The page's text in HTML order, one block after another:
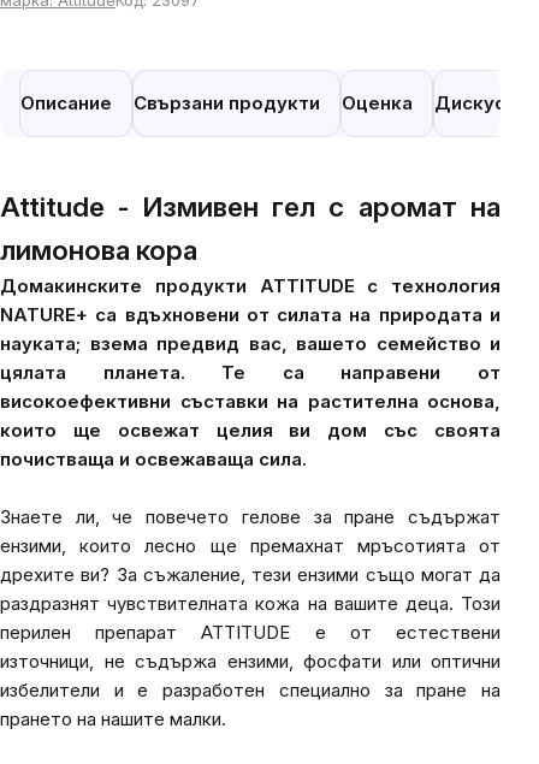
Описание Свързани продукти Оценка Дискусия
Attitude - Измивен гел с аромат на
лимонова кора
Домакинските продукти ATTITUDE с технология
NATURE+ са вдъхновени от силата на природата и
науката; взема предвид вас, вашето семейство и
цялата планета. Те са направени от
високоефективни съставки на растителна основа,
които ще освежат целия ви дом със своята
почистваща и освежаваща сила.
Знаете ли, че повечето гелове за пране съдържат
ензими, които лесно ще премахнат мръсотията от
дрехите ви? За съжаление, тези ензими също могат да
раздразнят чувствителната кожа на вашите деца. Този
перилен препарат ATTITUDE е от естествени
източници, не съдържа ензими, фосфати или оптични
избелители и е разработен специално за пране на
прането на нашите малки.